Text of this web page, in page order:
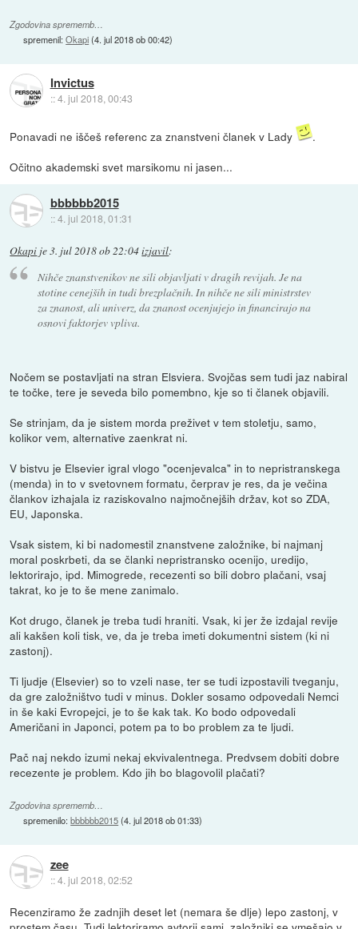
Zgodovina sprememb…
spremenil:Okapi(4. jul 2018 ob 00:42)
Invictus
::4. jul 2018, 00:43
Ponavadi ne iščeš referenc za znanstveni članek v Lady
.
Očitno akademski svet marsikomu ni jasen...
bbbbbb2015
::4. jul 2018, 01:31
Okapi je3. jul 2018 ob 22:04izjavil:
Nihče znanstvenikov ne sili objavljati v dragih revijah. Je na
stotine cenejših in tudi brezplačnih. In nihče ne sili ministrstev
za znanost, ali univerz, da znanost ocenjujejo in financirajo na
osnovi faktorjev vpliva.
Nočem se postavljati na stran Elsviera. Svojčas sem tudi jaz nabiral
te točke, tere je seveda bilo pomembno, kje so ti članek objavili.
Se strinjam, da je sistem morda preživet v tem stoletju, samo,
kolikor vem, alternative zaenkrat ni.
V bistvu je Elsevier igral vlogo "ocenjevalca" in to nepristranskega
(menda) in to v svetovnem formatu, čerprav je res, da je večina
člankov izhajala iz raziskovalno najmočnejših držav, kot so ZDA,
EU, Japonska.
Vsak sistem, ki bi nadomestil znanstvene založnike, bi najmanj
moral poskrbeti, da se članki nepristransko ocenijo, uredijo,
lektorirajo, ipd. Mimogrede, recezenti so bili dobro plačani, vsaj
takrat, ko je to še mene zanimalo.
Kot drugo, članek je treba tudi hraniti. Vsak, ki jer že izdajal revije
ali kakšen koli tisk, ve, da je treba imeti dokumentni sistem (ki ni
zastonj).
Ti ljudje (Elsevier) so to vzeli nase, ter se tudi izpostavili tveganju,
da gre založništvo tudi v minus. Dokler sosamo odpovedali Nemci
in še kaki Evropejci, je to še kak tak. Ko bodo odpovedali
Američani in Japonci, potem pa to bo problem za te ljudi.
Pač naj nekdo izumi nekaj ekvivalentnega. Predvsem dobiti dobre
recezente je problem. Kdo jih bo blagovolil plačati?
Zgodovina sprememb…
spremenilo:bbbbbb2015(4. jul 2018 ob 01:33)
zee
::4. jul 2018, 02:52
Recenziramo že zadnjih deset let (nemara še dlje) lepo zastonj, v